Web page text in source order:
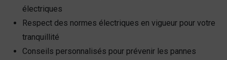
électriques
Respect des normes électriques en vigueur pour votre
tranquillité
Conseils personnalisés pour prévenir les pannes